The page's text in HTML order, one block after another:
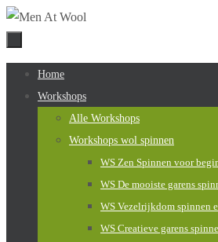
Naar
inhoud
springen
Naar
Home
Workshops
Alle Workshops
Workshops wol spinnen
WS Zen Spinnen voor
WS De mooiste garens
WS Vezelrijkdom spinnen
WS Creatieve garens